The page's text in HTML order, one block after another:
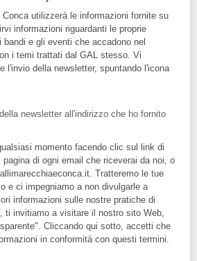
Conca utilizzerà le informazioni fornite su
informazioni riguardanti le proprie
e gli eventi che accadono nel
i temi trattati dal GAL stesso. Vi
l'invio della newsletter, spuntando l'icona
newsletter all'indirizzo che ho fornito
momento facendo clic sul link di
di ogni email che riceverai da noi, o
Tratteremo le tue
e ci impegniamo a non divulgarle a
informazioni sulle nostre pratiche di
ti invitiamo a visitare il nostro sito Web,
Cliccando qui sotto, accetti che
in conformità con questi termini.